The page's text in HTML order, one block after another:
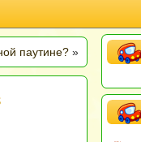
паутине?»